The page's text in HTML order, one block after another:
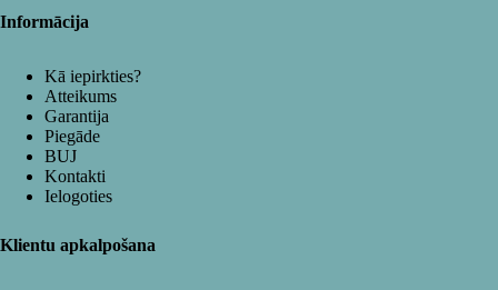
Informācija
Kā iepirkties?
Atteikums
Garantija
Piegāde
BUJ
Kontakti
Ielogoties
Klientu apkalpošana